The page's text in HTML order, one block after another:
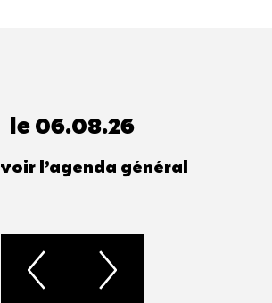
le 06.08.26
voir l’agenda général